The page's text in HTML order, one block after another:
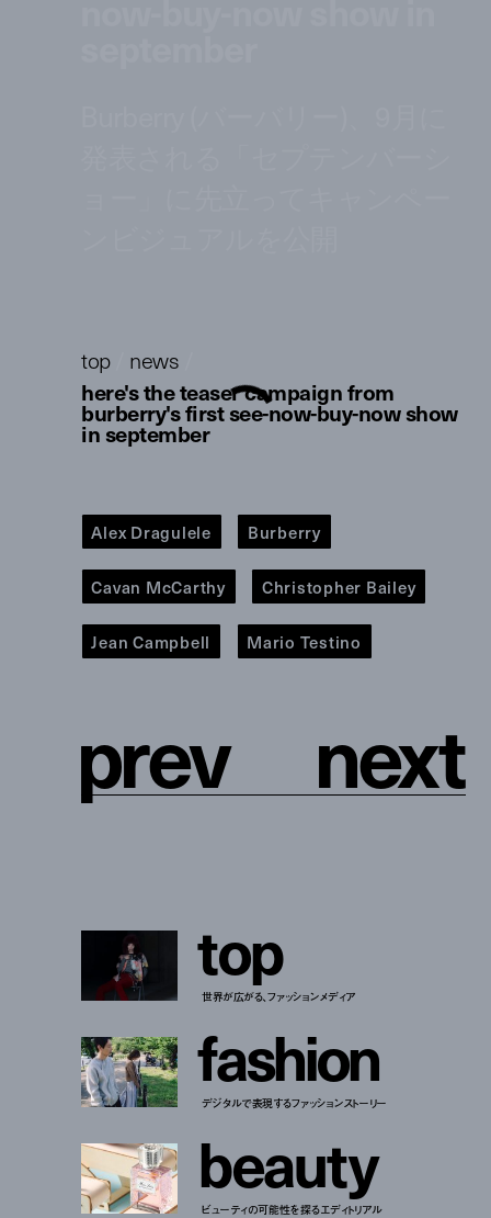
top/ news
here's the teaser campaign from
burberry's first see-now-buy-now show
in september
Alex Dragulele Burberry
Cavan McCarthy Christopher Bailey
Jean Campbell Mario Testino
prev next
top
世界が広がる、ファッションメディア
fashion
デジタルで表現するファッションストーリー
beauty
ビューティの可能性を探るエディトリアル